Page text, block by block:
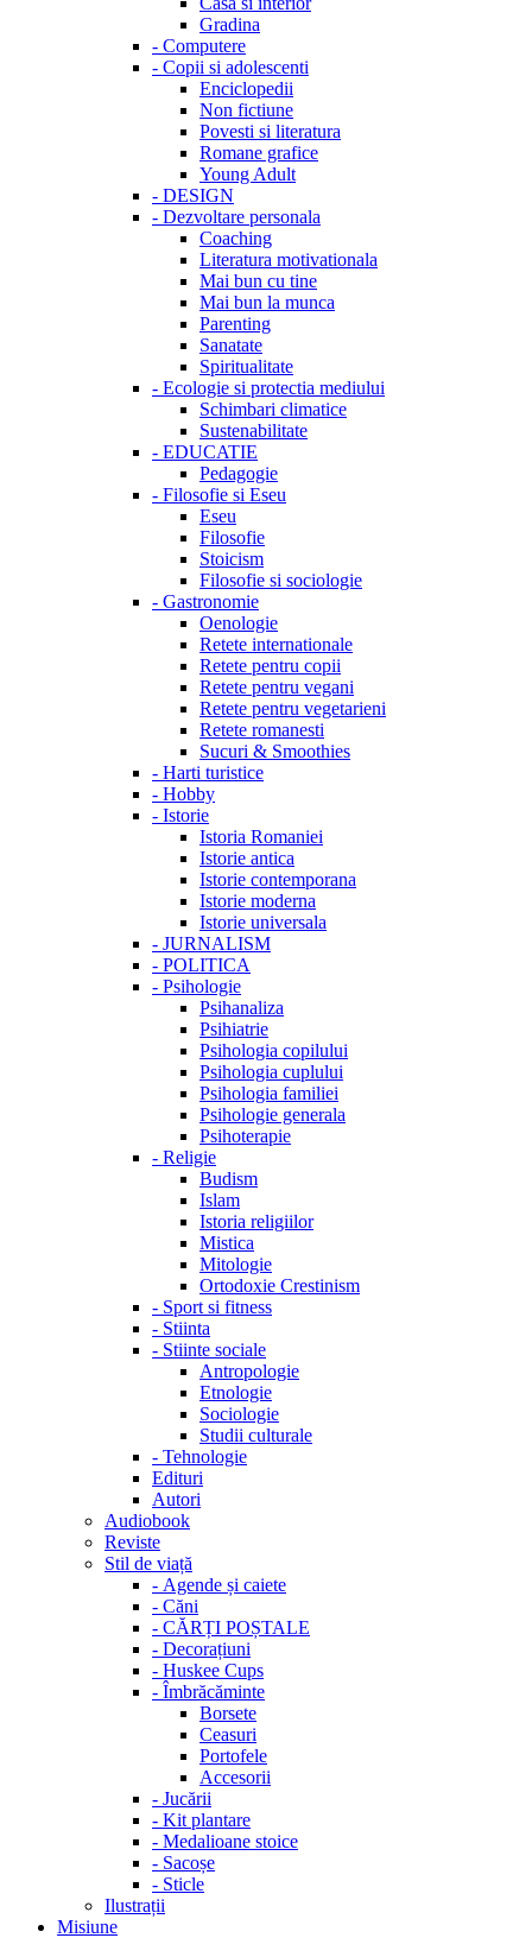
Gradina
- Computere
- Copii si adolescenti
Enciclopedii
Non fictiune
Povesti si literatura
Romane grafice
Young Adult
- DESIGN
- Dezvoltare personala
Coaching
Literatura motivationala
Mai bun cu tine
Mai bun la munca
Parenting
Sanatate
Spiritualitate
- Ecologie si protectia mediului
Schimbari climatice
Sustenabilitate
- EDUCATIE
Pedagogie
- Filosofie si Eseu
Eseu
Filosofie
Stoicism
Filosofie si sociologie
- Gastronomie
Oenologie
Retete internationale
Retete pentru copii
Retete pentru vegani
Retete pentru vegetarieni
Retete romanesti
Sucuri & Smoothies
- Harti turistice
- Hobby
- Istorie
Istoria Romaniei
Istorie antica
Istorie contemporana
Istorie moderna
Istorie universala
- JURNALISM
- POLITICA
- Psihologie
Psihanaliza
Psihiatrie
Psihologia copilului
Psihologia cuplului
Psihologia familiei
Psihologie generala
Psihoterapie
- Religie
Budism
Islam
Istoria religiilor
Mistica
Mitologie
Ortodoxie Crestinism
- Sport si fitness
- Stiinta
- Stiinte sociale
Antropologie
Etnologie
Sociologie
Studii culturale
- Tehnologie
Edituri
Autori
Audiobook
Reviste
Stil de viață
- Agende și caiete
- Căni
- CĂRȚI POȘTALE
- Decorațiuni
- Huskee Cups
- Îmbrăcăminte
Borsete
Ceasuri
Portofele
Accesorii
- Jucării
- Kit plantare
- Medalioane stoice
- Sacoșe
- Sticle
Ilustrații
Misiune